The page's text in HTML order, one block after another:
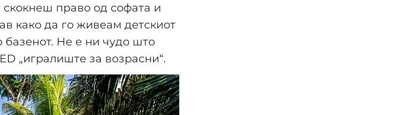
право од софата и
како да го живеам детскиот
базенот. Не е ни чудо што
„игралиште за возрасни“.